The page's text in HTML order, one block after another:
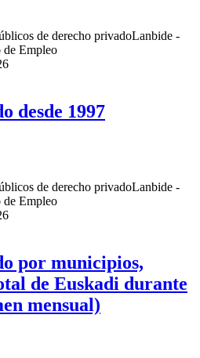
de derecho privadoLanbide -
de Empleo
desde 1997
de derecho privadoLanbide -
de Empleo
por municipios,
de Euskadi durante
mensual)